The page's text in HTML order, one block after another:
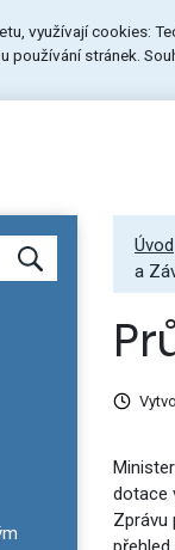
využívají cookies:
stránek.
zdravotnictví
Úvod
a
dotace
Zprávu